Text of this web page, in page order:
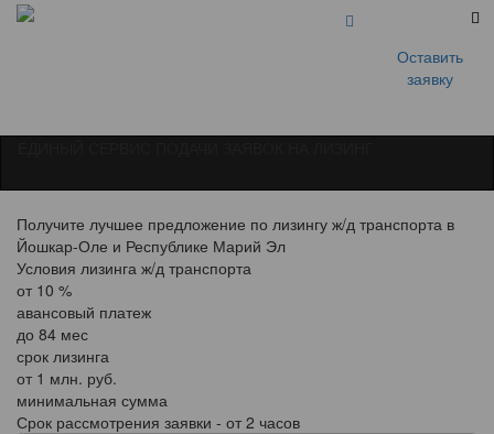
Оставить
заявку
Получите лучшее предложение по лизингу ж/д транспорта в
Йошкар-Оле и Республике Марий Эл
Условия лизинга ж/д транспорта
от 10 %
авансовый платеж
до 84 мес
срок лизинга
от 1 млн. руб.
минимальная сумма
Срок рассмотрения заявки - от 2 часов